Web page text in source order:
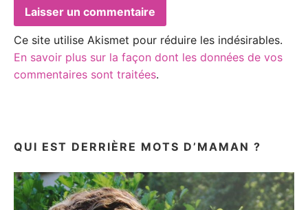
Ce site utilise Akismet pour réduire les indésirables.
En savoir plus sur la façon dont les données de vos
commentaires sont traitées.
QUI EST DERRIÈRE MOTS D’MAMAN ?